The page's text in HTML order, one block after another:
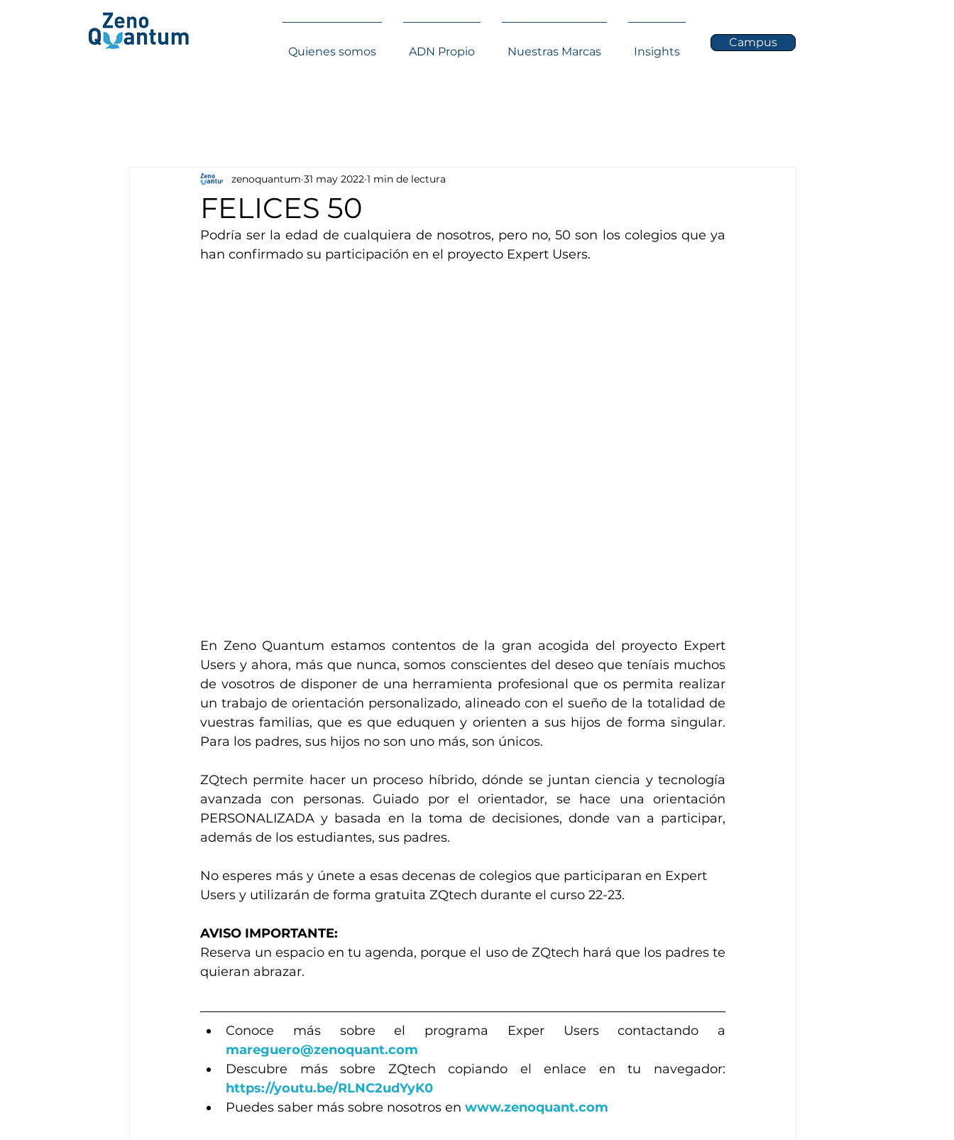
Quienes somos ADN Propio Nuestras Marcas Insights
Campus
FELICES 50
zenoquantum 31 may 2022 1 min de lectura
Podría ser la edad de cualquiera de nosotros, pero no, 50 son los colegios que ya
han confirmado su participación en el proyecto Expert Users.
En Zeno Quantum estamos contentos de la gran acogida del proyecto Expert
Users y ahora, más que nunca, somos conscientes del deseo que teníais muchos
de vosotros de disponer de una herramienta profesional que os permita realizar
un trabajo de orientación personalizado, alineado con el sueño de la totalidad de
vuestras familias, que es que eduquen y orienten a sus hijos de forma singular.
Para los padres, sus hijos no son uno más, son únicos.
ZQtech permite hacer un proceso híbrido, dónde se juntan ciencia y tecnología
avanzada con personas. Guiado por el orientador, se hace una orientación
PERSONALIZADA y basada en la toma de decisiones, donde van a participar,
además de los estudiantes, sus padres.
No esperes más y únete a esas decenas de colegios que participaran en Expert
Users y utilizarán de forma gratuita ZQtech durante el curso 22-23.
AVISO IMPORTANTE:
Reserva un espacio en tu agenda, porque el uso de ZQtech hará que los padres te
quieran abrazar.
mareguero@zenoquant.com
https://youtu.be/RLNC2udYyK0
Puedes saber más sobre nosotros en www.zenoquant.com